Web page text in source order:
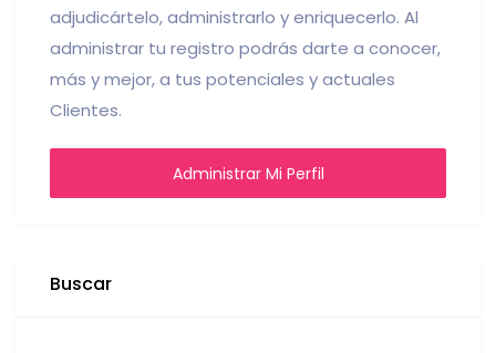
adjudicártelo, administrarlo y enriquecerlo. Al
administrar tu registro podrás darte a conocer,
más y mejor, a tus potenciales y actuales
Clientes.
Administrar Mi Perfil
Buscar